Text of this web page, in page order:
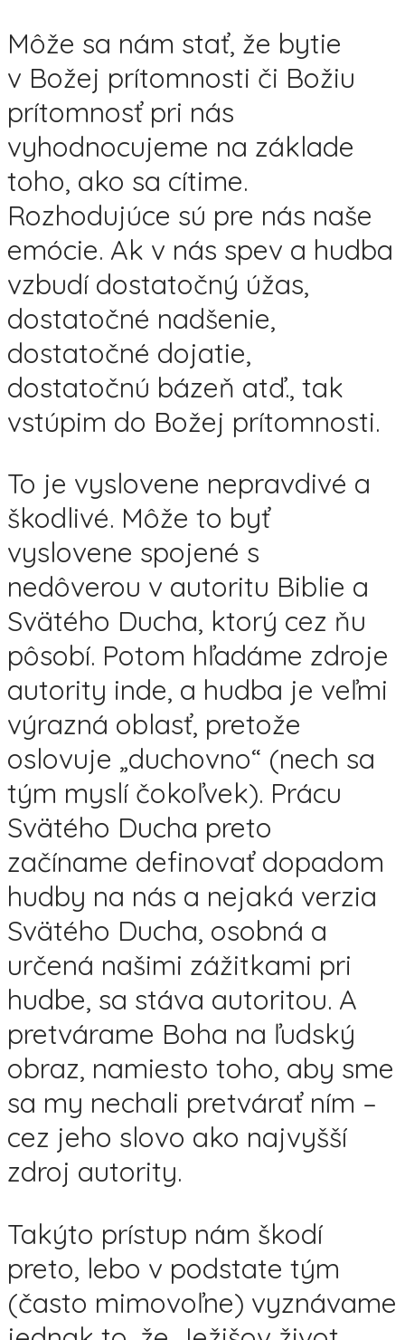
Môže sa nám stať, že bytie
v Božej prítomnosti či Božiu
prítomnosť pri nás
vyhodnocujeme na základe
toho, ako sa cítime.
Rozhodujúce sú pre nás naše
emócie. Ak v nás spev a hudba
vzbudí dostatočný úžas,
dostatočné nadšenie,
dostatočné dojatie,
dostatočnú bázeň atď., tak
vstúpim do Božej prítomnosti.
To je vyslovene nepravdivé a
škodlivé. Môže to byť
vyslovene spojené s
nedôverou v autoritu Biblie a
Svätého Ducha, ktorý cez ňu
pôsobí. Potom hľadáme zdroje
autority inde, a hudba je veľmi
výrazná oblasť, pretože
oslovuje „duchovno“ (nech sa
tým myslí čokoľvek). Prácu
Svätého Ducha preto
začíname definovať dopadom
hudby na nás a nejaká verzia
Svätého Ducha, osobná a
určená našimi zážitkami pri
hudbe, sa stáva autoritou. A
pretvárame Boha na ľudský
obraz, namiesto toho, aby sme
sa my nechali pretvárať ním –
cez jeho slovo ako najvyšší
zdroj autority.
Takýto prístup nám škodí
preto, lebo v podstate tým
(často mimovoľne) vyznávame